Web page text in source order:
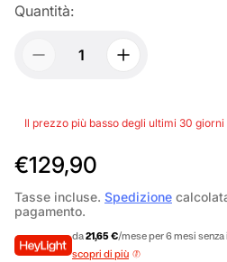
Quantità:
Il prezzo più basso degli ultimi 30 giorni
P
r
e
z
€129,90
Tasse incluse. Spedizione
pagamento.
da21,65 €/mese per 6 mesi senza
scopri di più